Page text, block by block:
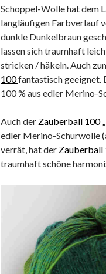
Schoppel-Wolle hat dem
langläufigen Farbverlauf
dunkle Dunkelbraun
lassen sich traumhaft
stricken / häkeln. Auch
100fantastisch geeignet.
100 % aus edler Merino-
Auch der Zauberball 100
edler Merino-Schurwolle
verrät, hat der Zauberball
traumhaft schöne